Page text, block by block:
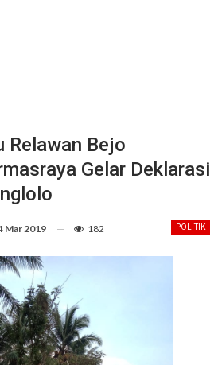
Relawan Bejo
Gelar Deklarasi
POLITIK
Mar 2019 182